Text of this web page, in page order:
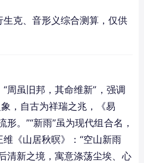
生克、音形义综合测算，仅供
“周虽旧邦，其命维新”，强调
，自古为祥瑞之兆，《易
。”“新雨”虽为现代组合名，
《山居秋暝》：“空山新雨
清新之境，寓意涤荡尘埃、心